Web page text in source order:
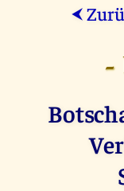
⮜
-